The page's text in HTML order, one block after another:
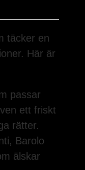
täcker en
Här är
passar
ett friskt
rätter.
Barolo
älskar